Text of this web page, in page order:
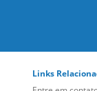
Links